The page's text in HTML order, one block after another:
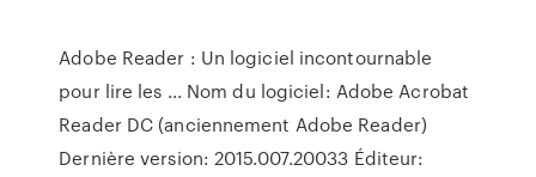
Adobe Reader : Un logiciel incontournable
pour lire les ... Nom du logiciel: Adobe Acrobat
Reader DC (anciennement Adobe Reader)
Dernière version: 2015.007.20033 Éditeur: